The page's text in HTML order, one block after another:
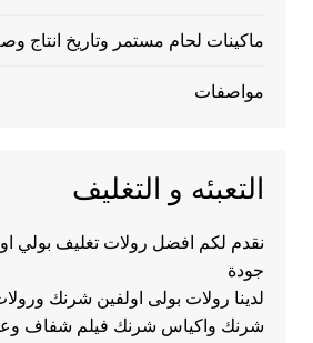
ماكينات لحام مستمر وتاريخ انتاج
مواصفات
التعبئه و التغليف
نقدم لكم افضل رولات تغليف بولي
جودة
لدينا رولات بولى اولفين شرنك
شرنك واكياس شرنك فيلم شفاف